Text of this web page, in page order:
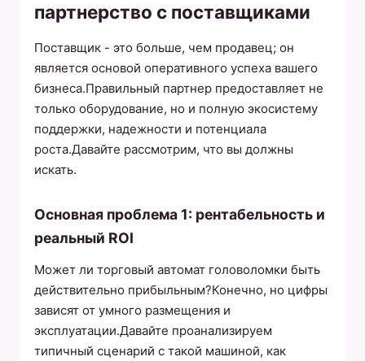
партнерство с поставщиками
Поставщик - это больше, чем продавец; он
является основой оперативного успеха вашего
бизнеса.Правильный партнер предоставляет не
только оборудование, но и полную экосистему
поддержки, надежности и потенциала
роста.Давайте рассмотрим, что вы должны
искать.
Основная проблема 1: рентабельность и
реальный ROI
Может ли торговый автомат головоломки быть
действительно прибыльным?Конечно, но цифры
зависят от умного размещения и
эксплуатации.Давайте проанализируем
типичный сценарий с такой машиной, как